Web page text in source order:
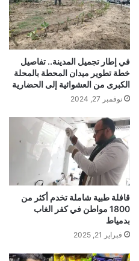
في إطار تجميل المدينة.. تفاصيل
خطة تطوير ميدان المحطة بالمحلة
الكبرى من العشوائية إلى الحضارية
نوفمبر 27, 2024
قافلة طبية شاملة تخدم أكثر من
1800 مواطن في كفر الغاب
بدمياط
فبراير 21, 2025